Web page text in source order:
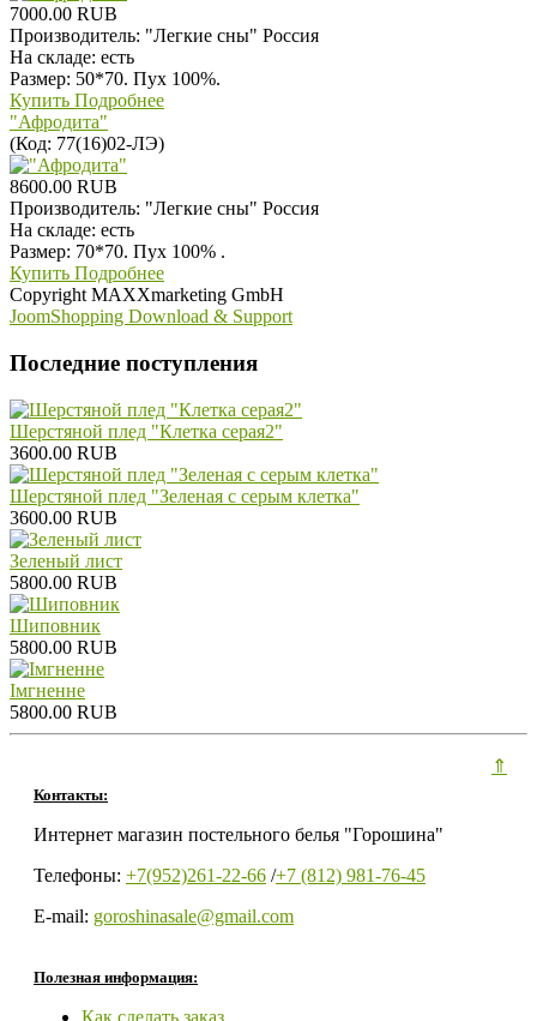
7000.00 RUB
Производитель: "Легкие сны" Россия
На складе: есть
Размер: 50*70. Пух 100%.
Купить Подробнее
"Афродита"
(Код: 77(16)02-ЛЭ)
8600.00 RUB
Производитель: "Легкие сны" Россия
На складе: есть
Размер: 70*70. Пух 100% .
Купить Подробнее
Copyright MAXXmarketing GmbH
JoomShopping Download & Support
Последние поступления
Шерстяной плед "Клетка серая2"
3600.00 RUB
Шерстяной плед "Зеленая с серым клетка"
3600.00 RUB
Зеленый лист
5800.00 RUB
Шиповник
5800.00 RUB
Iмгненне
5800.00 RUB
Контакты:
Интернет магазин постельного белья "Горошина"
Телефоны: +7(952)261-22-66 /+7 (812) 981-76-45
E-mail: goroshinasale@gmail.com
Полезная информация:
Как сделать заказ
⇑